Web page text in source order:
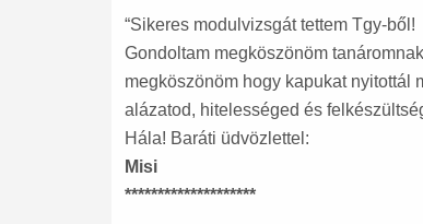
“Sikeres modulvizsgát tettem Tgy-ből!
Gondoltam megköszönöm
megköszönöm hogy kapukat nyitottál
alázatod, hitelességed és
Hála! Baráti üdvözlettel:
Misi
********************